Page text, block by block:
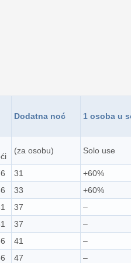
Dodatna noć 1 osoba u
(za osobu) Solo use
31
+60%
33
+60%
37
–
37
–
41
–
47
–